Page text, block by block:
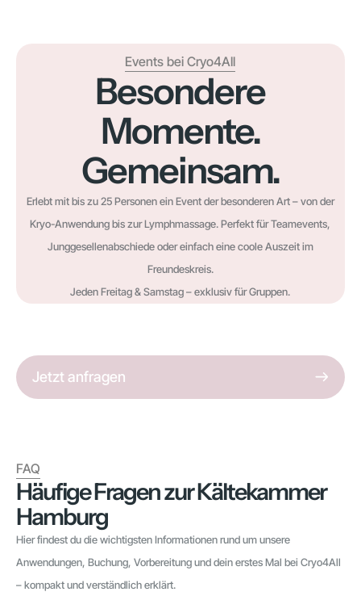
Events bei Cryo4All
Besondere
Momente.
Gemeinsam.
Erlebt mit bis zu 25 Personen ein Event der besonderen Art – von der
Kryo-Anwendung bis zur Lymphmassage. Perfekt für Teamevents,
Junggesellenabschiede oder einfach eine coole Auszeit im
Freundeskreis.
Jeden Freitag & Samstag – exklusiv für Gruppen.
Jetzt anfragen
FAQ
Häufige Fragen zur Kältekammer
Hamburg
Hier findest du die wichtigsten Informationen rund um unsere
Anwendungen, Buchung, Vorbereitung und dein erstes Mal bei Cryo4All
– kompakt und verständlich erklärt.